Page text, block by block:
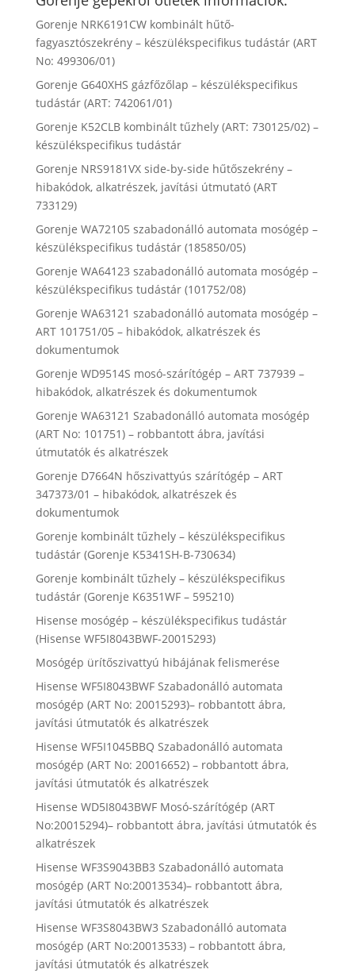
Gorenje NRK6191CW kombinált hűtő-
fagyasztószekrény – készülékspecifikus tudástár (ART
No: 499306/01)
Gorenje G640XHS gázfőzőlap – készülékspecifikus
tudástár (ART: 742061/01)
Gorenje K52CLB kombinált tűzhely (ART: 730125/02) –
készülékspecifikus tudástár
Gorenje NRS9181VX side-by-side hűtőszekrény –
hibakódok, alkatrészek, javítási útmutató (ART
733129)
Gorenje WA72105 szabadonálló automata mosógép –
készülékspecifikus tudástár (185850/05)
Gorenje WA64123 szabadonálló automata mosógép –
készülékspecifikus tudástár (101752/08)
Gorenje WA63121 szabadonálló automata mosógép –
ART 101751/05 – hibakódok, alkatrészek és
dokumentumok
Gorenje WD9514S mosó-szárítógép – ART 737939 –
hibakódok, alkatrészek és dokumentumok
Gorenje WA63121 Szabadonálló automata mosógép
(ART No: 101751) – robbantott ábra, javítási
útmutatók és alkatrészek
Gorenje D7664N hőszivattyús szárítógép – ART
347373/01 – hibakódok, alkatrészek és
dokumentumok
Gorenje kombinált tűzhely – készülékspecifikus
tudástár (Gorenje K5341SH-B-730634)
Gorenje kombinált tűzhely – készülékspecifikus
tudástár (Gorenje K6351WF – 595210)
Hisense mosógép – készülékspecifikus tudástár
(Hisense WF5I8043BWF-20015293)
Mosógép ürítőszivattyú hibájának felismerése
Hisense WF5I8043BWF Szabadonálló automata
mosógép (ART No: 20015293)– robbantott ábra,
javítási útmutatók és alkatrészek
Hisense WF5I1045BBQ Szabadonálló automata
mosógép (ART No: 20016652) – robbantott ábra,
javítási útmutatók és alkatrészek
Hisense WD5I8043BWF Mosó-szárítógép (ART
No:20015294)– robbantott ábra, javítási útmutatók és
alkatrészek
Hisense WF3S9043BB3 Szabadonálló automata
mosógép (ART No:20013534)– robbantott ábra,
javítási útmutatók és alkatrészek
Hisense WF3S8043BW3 Szabadonálló automata
mosógép (ART No:20013533) – robbantott ábra,
javítási útmutatók és alkatrészek